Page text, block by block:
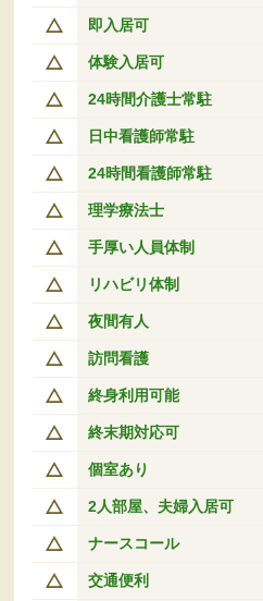
即入居可
体験入居可
24時間介護士常駐
日中看護師常駐
24時間看護師常駐
理学療法士
手厚い人員体制
リハビリ体制
夜間有人
訪問看護
終身利用可能
終末期対応可
個室あり
2人部屋、夫婦入居可
ナースコール
交通便利